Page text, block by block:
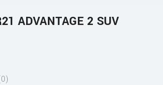
ADVANTAGE 2 SUV